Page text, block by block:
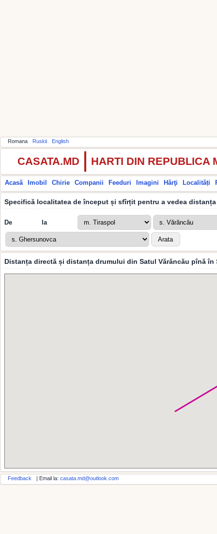
Romana Ruskii English
CASATA.MD HARTI DIN REPUBLICA
Acasă Imobil Chirie Companii Feeduri Imagini Hărţi Localități
Specifică localitatea de început și sfîrțit pentru a vedea
De la
Distanța directă și distanța drumului din Satul Vărăncău pînă
Feedback | Email la: casata.md@outlook.com